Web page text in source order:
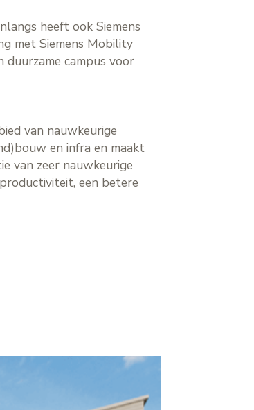
heeft ook Siemens
met Siemens Mobility
campus voor
van nauwkeurige
en infra en maakt
van zeer nauwkeurige
een betere